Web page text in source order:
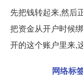
先把钱转起来,然后
把资金从开户时候
开的这个账户里来,
网络标